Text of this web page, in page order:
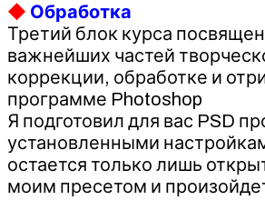
◆ Обработка
Третий блок курса
важнейших частей
коррекции, обработке и
программе Photoshop
Я подготовил для вас PSD
установленными
остается только лишь
моим пресетом и